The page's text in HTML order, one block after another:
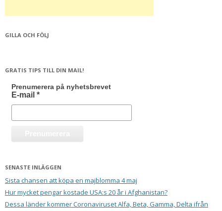
GILLA OCH FÖLJ
GRATIS TIPS TILL DIN MAIL!
Prenumerera på nyhetsbrevet
E-mail *
SENASTE INLÄGGEN
Sista chansen att köpa en majblomma 4 maj
Hur mycket pengar kostade USA:s 20 år i Afghanistan?
Dessa länder kommer Coronaviruset Alfa, Beta, Gamma, Delta ifrån